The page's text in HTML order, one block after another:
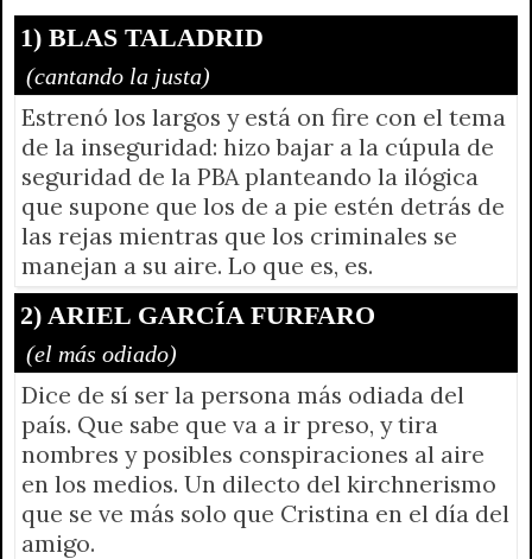
y
1) BLAS TALADRID
(cantando la justa)
Estrenó los largos y está on fire con el tema
de la inseguridad: hizo bajar a la cúpula de
seguridad de la PBA planteando la ilógica
que supone que los de a pie estén detrás de
las rejas mientras que los criminales se
manejan a su aire. Lo que es, es.
2) ARIEL GARCÍA FURFARO
(el más odiado)
Dice de sí ser la persona más odiada del
país. Que sabe que va a ir preso, y tira
nombres y posibles conspiraciones al aire
en los medios. Un dilecto del kirchnerismo
que se ve más solo que Cristina en el día del
amigo.